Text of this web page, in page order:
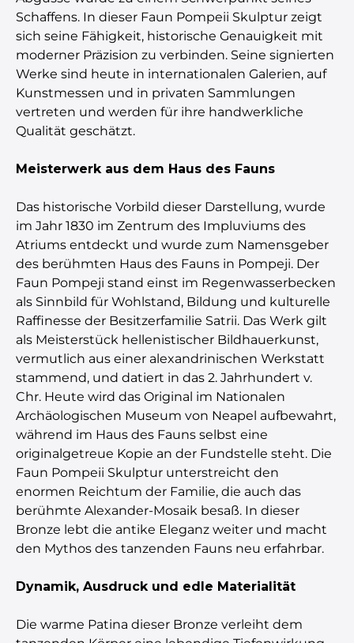
Schaffens. In dieser Faun Pompeii Skulptur zeigt
sich seine Fähigkeit, historische Genauigkeit mit
moderner Präzision zu verbinden. Seine signierten
Werke sind heute in internationalen Galerien, auf
Kunstmessen und in privaten Sammlungen
vertreten und werden für ihre handwerkliche
Qualität geschätzt.
Meisterwerk aus dem Haus des Fauns
Das historische Vorbild dieser Darstellung, wurde
im Jahr 1830 im Zentrum des Impluviums des
Atriums entdeckt und wurde zum Namensgeber
des berühmten Haus des Fauns in Pompeji. Der
Faun Pompeji stand einst im Regenwasserbecken
als Sinnbild für Wohlstand, Bildung und kulturelle
Raffinesse der Besitzerfamilie Satrii. Das Werk gilt
als Meisterstück hellenistischer Bildhauerkunst,
vermutlich aus einer alexandrinischen Werkstatt
stammend, und datiert in das 2. Jahrhundert v.
Chr. Heute wird das Original im Nationalen
Archäologischen Museum von Neapel aufbewahrt,
während im Haus des Fauns selbst eine
originalgetreue Kopie an der Fundstelle steht. Die
Faun Pompeii Skulptur unterstreicht den
enormen Reichtum der Familie, die auch das
berühmte Alexander-Mosaik besaß. In dieser
Bronze lebt die antike Eleganz weiter und macht
den Mythos des tanzenden Fauns neu erfahrbar.
Dynamik, Ausdruck und edle Materialität
Die warme Patina dieser Bronze verleiht dem